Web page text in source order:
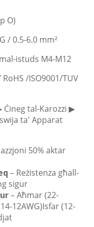
O)
/ 0.5-6.0 mm²
istuds M4-M12
RoHS /ISO9001/TUV
tal-Karozzi ▶
ta' Apparat
50% aktar
– Reżistenza għall-
sigur
– Aħmar (22-
12AWG)Isfar (12-